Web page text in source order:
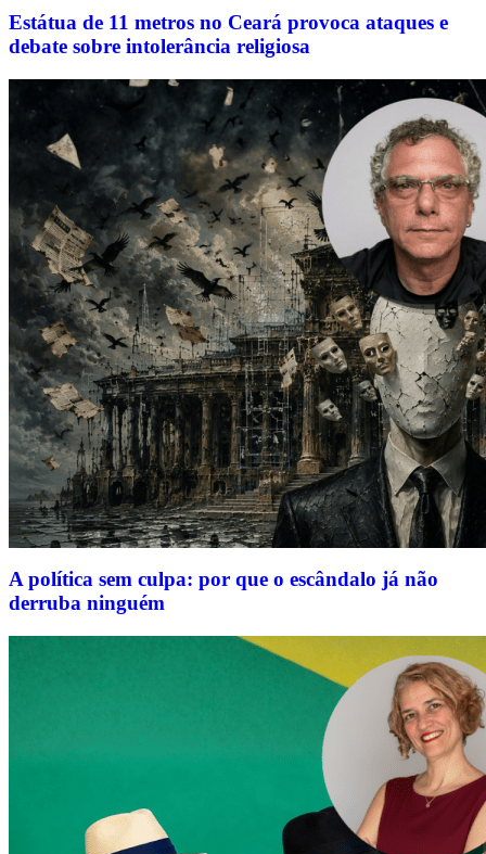
Estátua de 11 metros no Ceará provoca ataques e
debate sobre intolerância religiosa
A política sem culpa: por que o escândalo já não
derruba ninguém